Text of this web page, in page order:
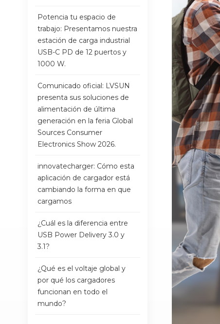
Potencia tu espacio de
trabajo: Presentamos nuestra
estación de carga industrial
USB-C PD de 12 puertos y
1000 W.
Comunicado oficial: LVSUN
presenta sus soluciones de
alimentación de última
generación en la feria Global
Sources Consumer
Electronics Show 2026.
innovatecharger: Cómo esta
aplicación de cargador está
cambiando la forma en que
cargamos
¿Cuál es la diferencia entre
USB Power Delivery 3.0 y
3.1?
¿Qué es el voltaje global y
por qué los cargadores
funcionan en todo el
mundo?